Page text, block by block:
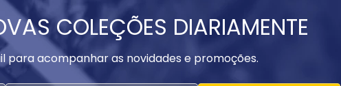
COLEÇÕES DIARIAMENTE
para acompanhar as novidades e promoções.